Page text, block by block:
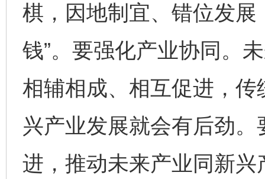
棋，因地制宜、错位发展
钱”。要强化产业协同。
相辅相成、相互促进，
兴产业发展就会有后劲
进，推动未来产业同新